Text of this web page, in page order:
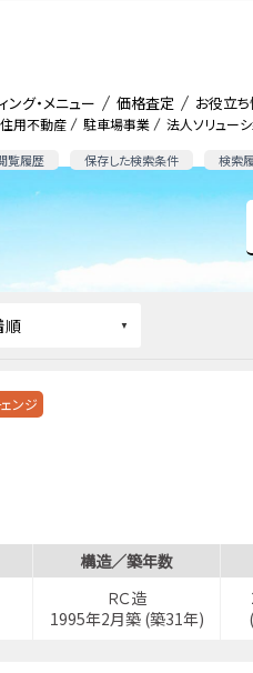
用不動産 駐車場事業 法人ソリューシ
覧履歴 保存した検索条件 検索
ング・メニュー 価格査定 お役立
ンジ
構造／築年数
ＲＣ造
1995年2月築 (築31年)